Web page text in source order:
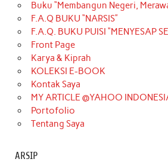
b
o
o
k
a
g
r
a
m
o
k
e
r
e
d
t
e
Buku “Membangun Negeri,
F.A.Q BUKU “NARSIS”
F.A.Q. BUKU PUISI “MENYESAP
Front Page
Karya & Kiprah
KOLEKSI E-BOOK
Kontak Saya
MY ARTICLE @YAHOO
Portofolio
Tentang Saya
ARSIP